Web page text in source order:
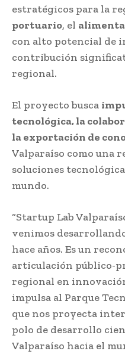
estratégicos para la
portuario, el
con alto potencial de
contribución
regional.
El proyecto busca
tecnológica, la
la exportación de
Valparaíso como una
soluciones
mundo.
“Startup Lab
venimos
hace años. Es un
articulación público-
regional en
impulsa al Parque
que nos proyecta
polo de desarrollo
Valparaíso hacia el